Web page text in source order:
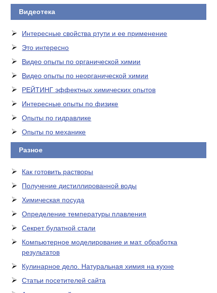
Видеотека
Интересные свойства ртути и ее применение
Это интересно
Видео опыты по органической химии
Видео опыты по неорганической химии
РЕЙТИНГ эффектных химических опытов
Интересные опыты по физике
Опыты по гидравлике
Опыты по механике
Разное
Как готовить растворы
Получение дистиллированной воды
Химическая посуда
Определение температуры плавления
Секрет булатной стали
Компьютерное моделирование и мат. обработка
результатов
Кулинарное дело. Натуральная химия на кухне
Статьи посетителей сайта